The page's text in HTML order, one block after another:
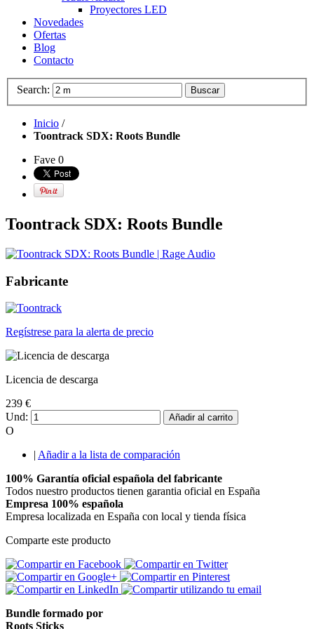
Proyectores LED
Novedades
Ofertas
Blog
Contacto
Search: Buscar
Inicio /
Toontrack SDX: Roots Bundle
Fave 0
Toontrack SDX: Roots Bundle
Fabricante
Regístrese para la alerta de precio
Licencia de descarga
239 €
Und:
Añadir al carrito
O
| Añadir a la lista de comparación
100% Garantía oficial española del fabricante
Todos nuestro productos tienen garantia oficial en España
Empresa 100% española
Empresa localizada en España con local y tienda física
Comparte este producto
Bundle formado por
Roots Sticks